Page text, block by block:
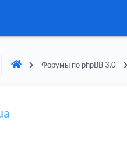
Форумы по phpBB 3.0